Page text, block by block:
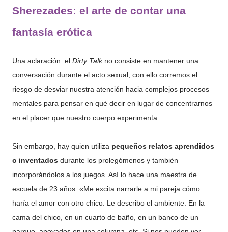
Sherezades: el arte de contar una
fantasía erótica
Una aclaración: el Dirty Talkno consiste en mantener una
conversación durante el acto sexual, con ello corremos el
riesgo de desviar nuestra atención hacia complejos procesos
mentales para pensar en qué decir en lugar de concentrarnos
en el placer que nuestro cuerpo experimenta.
Sin embargo, hay quien utiliza pequeños relatos aprendidos
o inventados durante los prolegómenos y también
incorporándolos a los juegos. Así lo hace una maestra de
escuela de 23 años: «Me excita narrarle a mi pareja cómo
haría el amor con otro chico. Le describo el ambiente. En la
cama del chico, en un cuarto de baño, en un banco de un